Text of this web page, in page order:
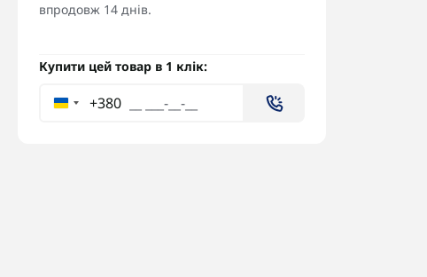
впродовж 14 днів.
Купити цей товар в 1 клік:
+380